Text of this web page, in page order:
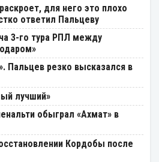
для него это плохо
ответил Пальцеву
3-го тура РПЛ между
Пальцев резко высказался в
лучший»
обыграл «Ахмат» в
Кордобы после